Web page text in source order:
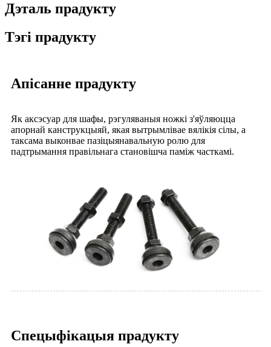
Дэталь прадукту
Тэгі прадукту
Апісанне прадукту
Як аксэсуар для шафы, рэгуляваныя ножкі з'яўляюцца
апорнай канструкцыяй, якая вытрымлівае вялікія сілы, а
таксама выконвае пазіцыянавальную ролю для
падтрымання правільнага становішча паміж часткамі.
Спецыфікацыя прадукту